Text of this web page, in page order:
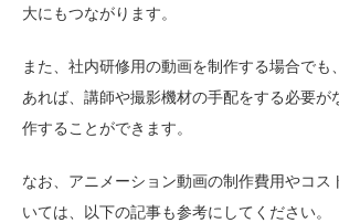
大にもつながります。
また、社内研修用の動画を制作する場合でも
あれば、講師や撮影機材の手配をする必要が
作することができます。
なお、アニメーション動画の制作費用やコス
いては、以下の記事も参考にしてください。